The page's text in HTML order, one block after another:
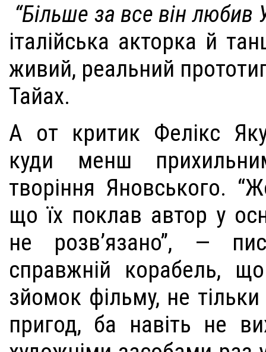
“Більше за все він любив
італійська акторка й
живий, реальний
Тайах.
А от критик Фелікс
куди менш
творіння Яновського.
що їх поклав автор у
не розв’язано”, —
справжній корабель,
зйомок фільму, не
пригод, ба навіть не